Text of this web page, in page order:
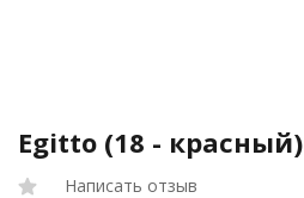
Egitto (18 - красный)
Написать отзыв